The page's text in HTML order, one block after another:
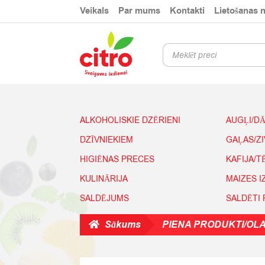
to
to
Veikals Par mums Kontakti Lietošanas
Products
search
ALKOHOLISKIE DZĒRIENI
AUGĻI/
DZĪVNIEKIEM
GAĻAS/
HIGIĒNAS PRECES
KAFIJA/
KULINĀRIJA
MAIZES
SALDĒJUMS
SALDĒTI
Sākums PIENA PRODUKTI/